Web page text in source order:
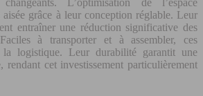
grâce à leur conception réglable. Leur
entraîner une réduction significative des
Faciles à transporter et à assembler, ces
la logistique. Leur durabilité garantit une
rendant cet investissement particulièrement